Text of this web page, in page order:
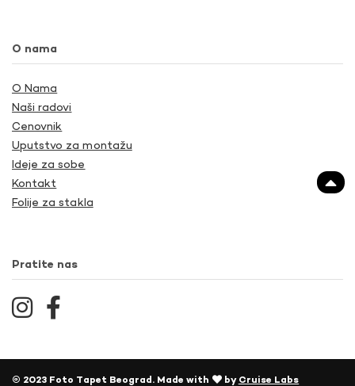
O nama
O Nama
Naši radovi
Cenovnik
Uputstvo za montažu
Ideje za sobe
Kontakt
Folije za stakla
Pratite nas
© 2023 Foto Tapet Beograd. Made with by Cruise Labs